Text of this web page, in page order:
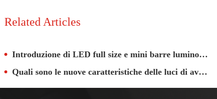
Related Articles
Introduzione di LED full size e mini barre luminose di emergenza
Quali sono le nuove caratteristiche delle luci di avvertimento del camion dei pompieri?